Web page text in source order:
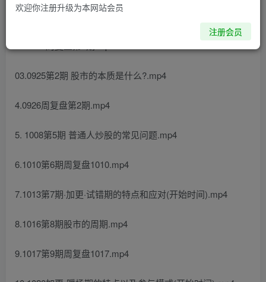
01 0912第1期 笑傲江湖基础用法.mp4
03.0925第2期 股市的本质是什么?.mp4
4.0926周复盘第2期.mp4
5. 1008第5期 普通人炒股的常见问题.mp4
6.1010第6期周复盘1010.mp4
7.1013第7期·加更·试错期的特点和应对(开始时间).mp4
8.1016第8期股市的周期.mp4
9.1017第9期周复盘1017.mp4
欢迎你注册升级为本网站会员
注册会员